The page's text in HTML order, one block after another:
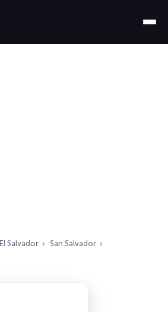
El Salvador
San Salvador